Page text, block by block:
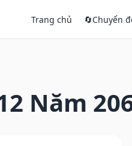
Trang chủ 🔄Chuyển
Năm